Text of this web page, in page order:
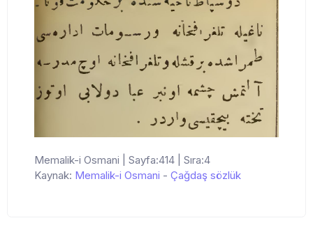
Memalik-i Osmani | Sayfa:414 | Sıra:4
Kaynak: Memalik-i Osmani - Çağdaş sözlük